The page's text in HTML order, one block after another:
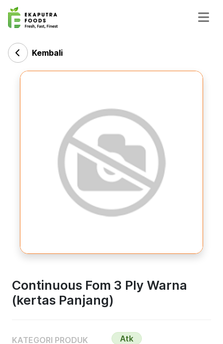
Kembali
Continuous Fom 3 Ply Warna
(kertas Panjang)
KATEGORI PRODUK Atk